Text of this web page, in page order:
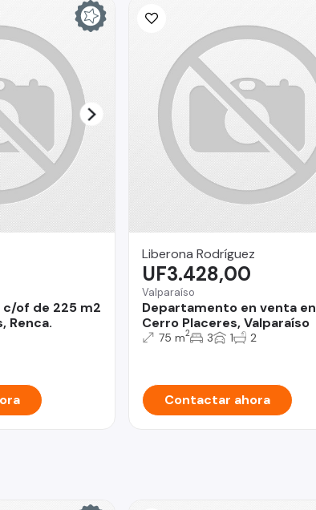
of de 225 m2
Renca.
Liberona Rodríguez
Valparaíso
Departamento en venta en
Cerro Placeres, Valparaíso
UF3.428,00
75 m2 3 1 2
Contactar ahora